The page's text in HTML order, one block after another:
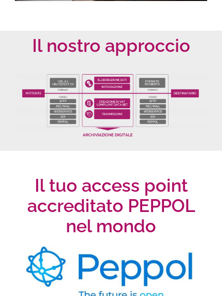
Il nostro approccio
Il tuo access point
accreditato PEPPOL
nel mondo